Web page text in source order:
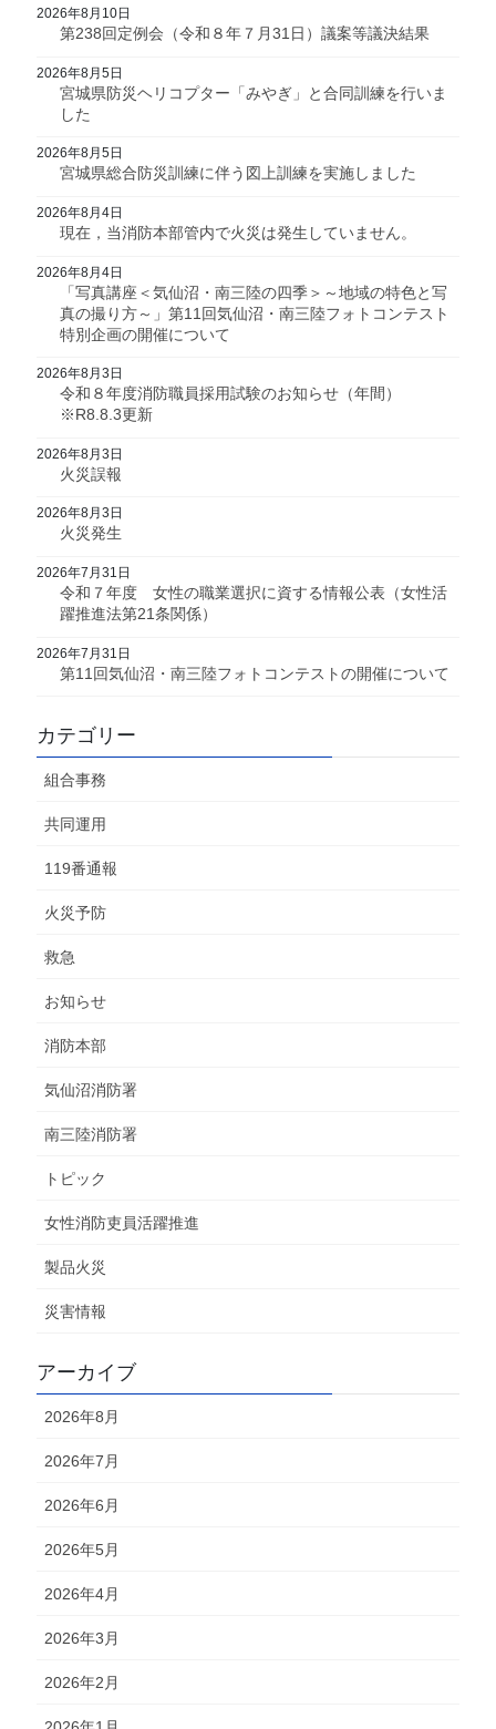
第238回定例会（令和８年７月31日）議案等議決結果
2026年8月10日
宮城県防災ヘリコプター「みやぎ」と合同訓練を行いま
した
2026年8月5日
宮城県総合防災訓練に伴う図上訓練を実施しました
2026年8月5日
現在，当消防本部管内で火災は発生していません。
2026年8月4日
「写真講座＜気仙沼・南三陸の四季＞～地域の特色と写
真の撮り方～」第11回気仙沼・南三陸フォトコンテスト
特別企画の開催について
2026年8月4日
令和８年度消防職員採用試験のお知らせ（年間）
※R8.8.3更新
2026年8月3日
火災誤報
2026年8月3日
火災発生
2026年8月3日
令和７年度 女性の職業選択に資する情報公表（女性活
躍推進法第21条関係）
2026年7月31日
第11回気仙沼・南三陸フォトコンテストの開催について
2026年7月31日
カテゴリー
組合事務
共同運用
119番通報
火災予防
救急
お知らせ
消防本部
気仙沼消防署
南三陸消防署
トピック
女性消防吏員活躍推進
製品火災
災害情報
アーカイブ
2026年8月
2026年7月
2026年6月
2026年5月
2026年4月
2026年3月
2026年2月